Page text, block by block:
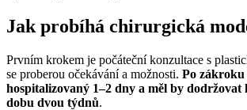
Jak probíhá chirurgická
Prvním krokem je počáteční konzultace s
se proberou očekávání a možnosti. Po zákroku
hospitalizovaný 1–2 dny a měl by
dobu dvou týdnů.